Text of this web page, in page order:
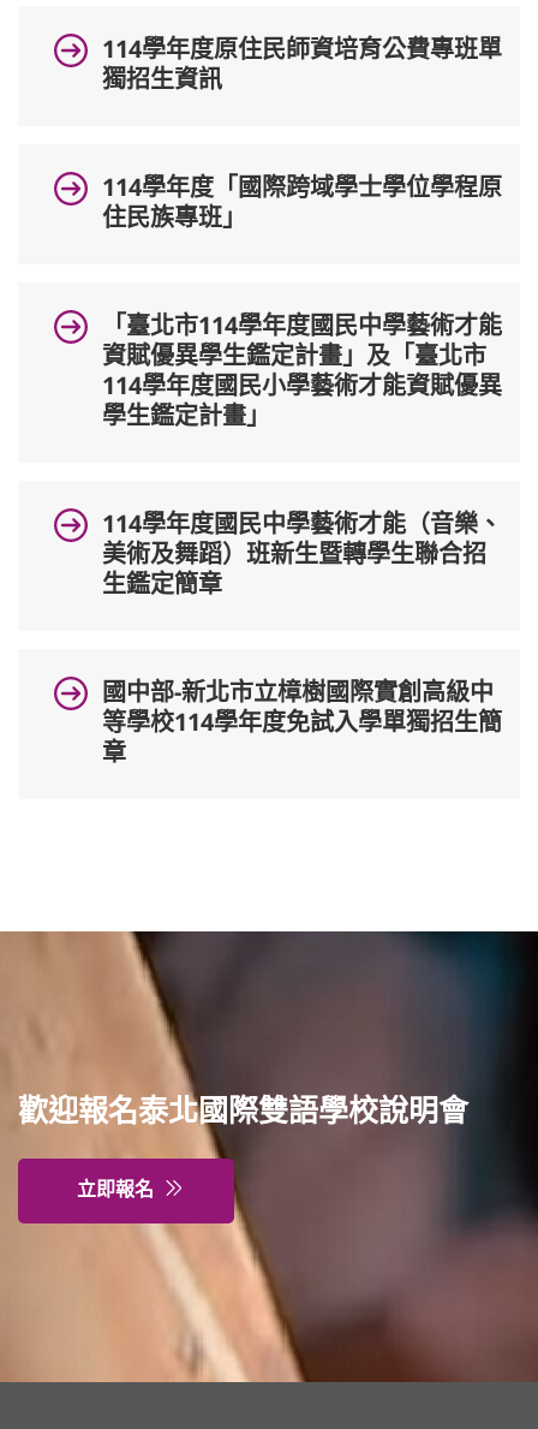
114學年度原住民師資培育公費專班單
獨招生資訊
114學年度「國際跨域學士學位學程原
住民族專班」
「臺北市114學年度國民中學藝術才能
資賦優異學生鑑定計畫」及「臺北市
114學年度國民小學藝術才能資賦優異
學生鑑定計畫」
114學年度國民中學藝術才能（音樂、
美術及舞蹈）班新生暨轉學生聯合招
生鑑定簡章
國中部-新北市立樟樹國際實創高級中
等學校114學年度免試入學單獨招生簡
章
歡迎報名泰北國際雙語學校說明會
立即報名
雙語國小部
招生網站